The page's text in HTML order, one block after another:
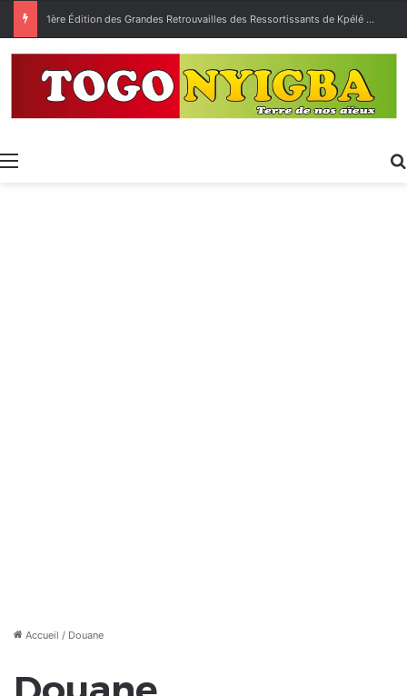
1ère Édition des Grandes Retrouvailles des Ressortissants de Kpélé Govié Apégamé / Sokpé
Menu
Accueil / Douane